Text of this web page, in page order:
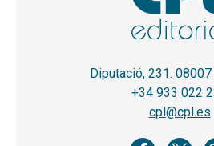
Diputació, 231.
+34 933 022
cpl@cpl.es